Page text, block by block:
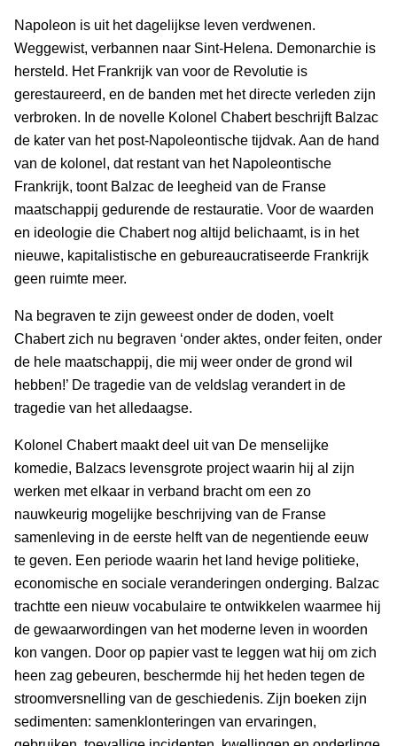
Napoleon is uit het dagelijkse leven verdwenen.
Weggewist, verbannen naar Sint-Helena. Demonarchie is
hersteld. Het Frankrijk van voor de Revolutie is
gerestaureerd, en de banden met het directe verleden zijn
verbroken. In de novelle Kolonel Chabert beschrijft Balzac
de kater van het post-Napoleontische tijdvak. Aan de hand
van de kolonel, dat restant van het Napoleontische
Frankrijk, toont Balzac de leegheid van de Franse
maatschappij gedurende de restauratie. Voor de waarden
en ideologie die Chabert nog altijd belichaamt, is in het
nieuwe, kapitalistische en gebureaucratiseerde Frankrijk
geen ruimte meer.
Na begraven te zijn geweest onder de doden, voelt
Chabert zich nu begraven ‘onder aktes, onder feiten, onder
de hele maatschappij, die mij weer onder de grond wil
hebben!’ De tragedie van de veldslag verandert in de
tragedie van het alledaagse.
Kolonel Chabert maakt deel uit van De menselijke
komedie, Balzacs levensgrote project waarin hij al zijn
werken met elkaar in verband bracht om een zo
nauwkeurig mogelijke beschrijving van de Franse
samenleving in de eerste helft van de negentiende eeuw
te geven. Een periode waarin het land hevige politieke,
economische en sociale veranderingen onderging. Balzac
trachtte een nieuw vocabulaire te ontwikkelen waarmee hij
de gewaarwordingen van het moderne leven in woorden
kon vangen. Door op papier vast te leggen wat hij om zich
heen zag gebeuren, beschermde hij het heden tegen de
stroomversnelling van de geschiedenis. Zijn boeken zijn
sedimenten: samenklonteringen van ervaringen,